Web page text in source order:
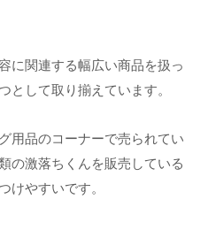
に関連する幅広い商品を扱っ
として取り揃えています。
用品のコーナーで売られてい
の激落ちくんを販売している
けやすいです。